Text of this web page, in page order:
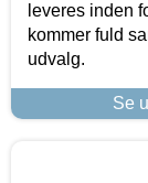
leveres inden
kommer fuld
udvalg.
Se